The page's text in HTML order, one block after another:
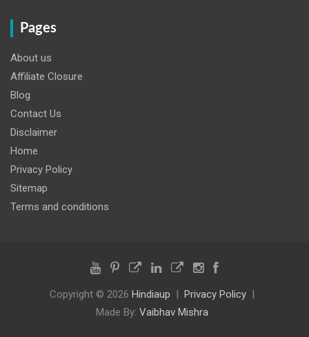
Pages
About us
Affiliate Closure
Blog
Contact Us
Disclaimer
Home
Privacy Policy
Sitemap
Terms and conditions
Copyright © 2026 Hindiaup
Privacy Policy
Made By: Vaibhav Mishra